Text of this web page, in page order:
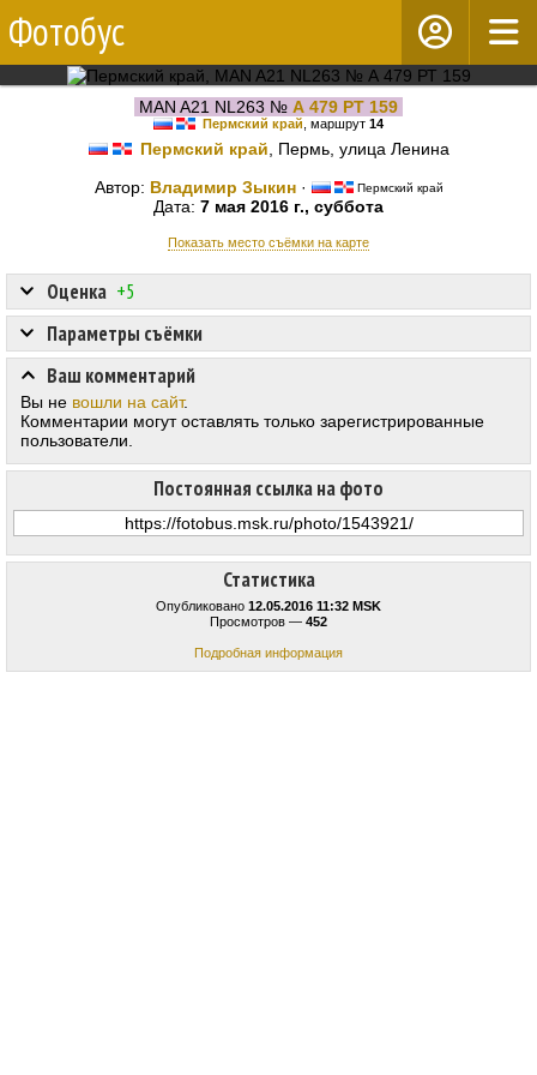
Фотобус
MAN A21 NL263 № А 479 РТ 159
Пермский край , маршрут 14
Пермский край , Пермь, улица Ленина
Автор: Владимир Зыкин· Пермский край
Дата: 7 мая 2016 г., суббота
Показать место съёмки на карте
Статистика
Опубликовано 12.05.2016 11:32 MSK
Просмотров — 452
Подробная информация
Оценка +5
Постоянная ссылка на фото
Параметры съёмки
Ваш комментарий
Вы не вошли на сайт.
Комментарии могут оставлять только зарегистрированные
пользователи.